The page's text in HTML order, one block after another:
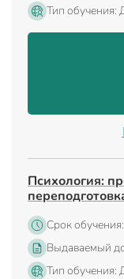
Тип обучения:
Психология:
Срок
Выдаваемый
Тип обучения: